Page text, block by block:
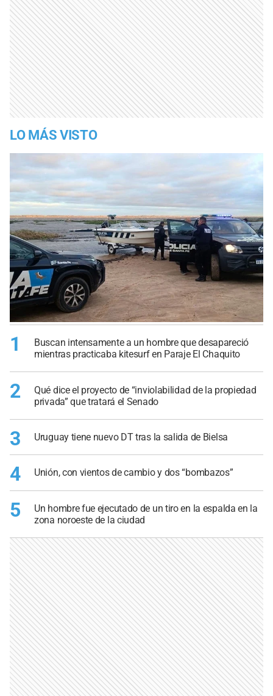
LO MÁS VISTO
1
Buscan intensamente a un hombre que desapareció
mientras practicaba kitesurf en Paraje El Chaquito
2
Qué dice el proyecto de “inviolabilidad de la propiedad
privada” que tratará el Senado
3 Uruguay tiene nuevo DT tras la salida de Bielsa
4 Unión, con vientos de cambio y dos “bombazos”
5
Un hombre fue ejecutado de un tiro en la espalda en la
zona noroeste de la ciudad